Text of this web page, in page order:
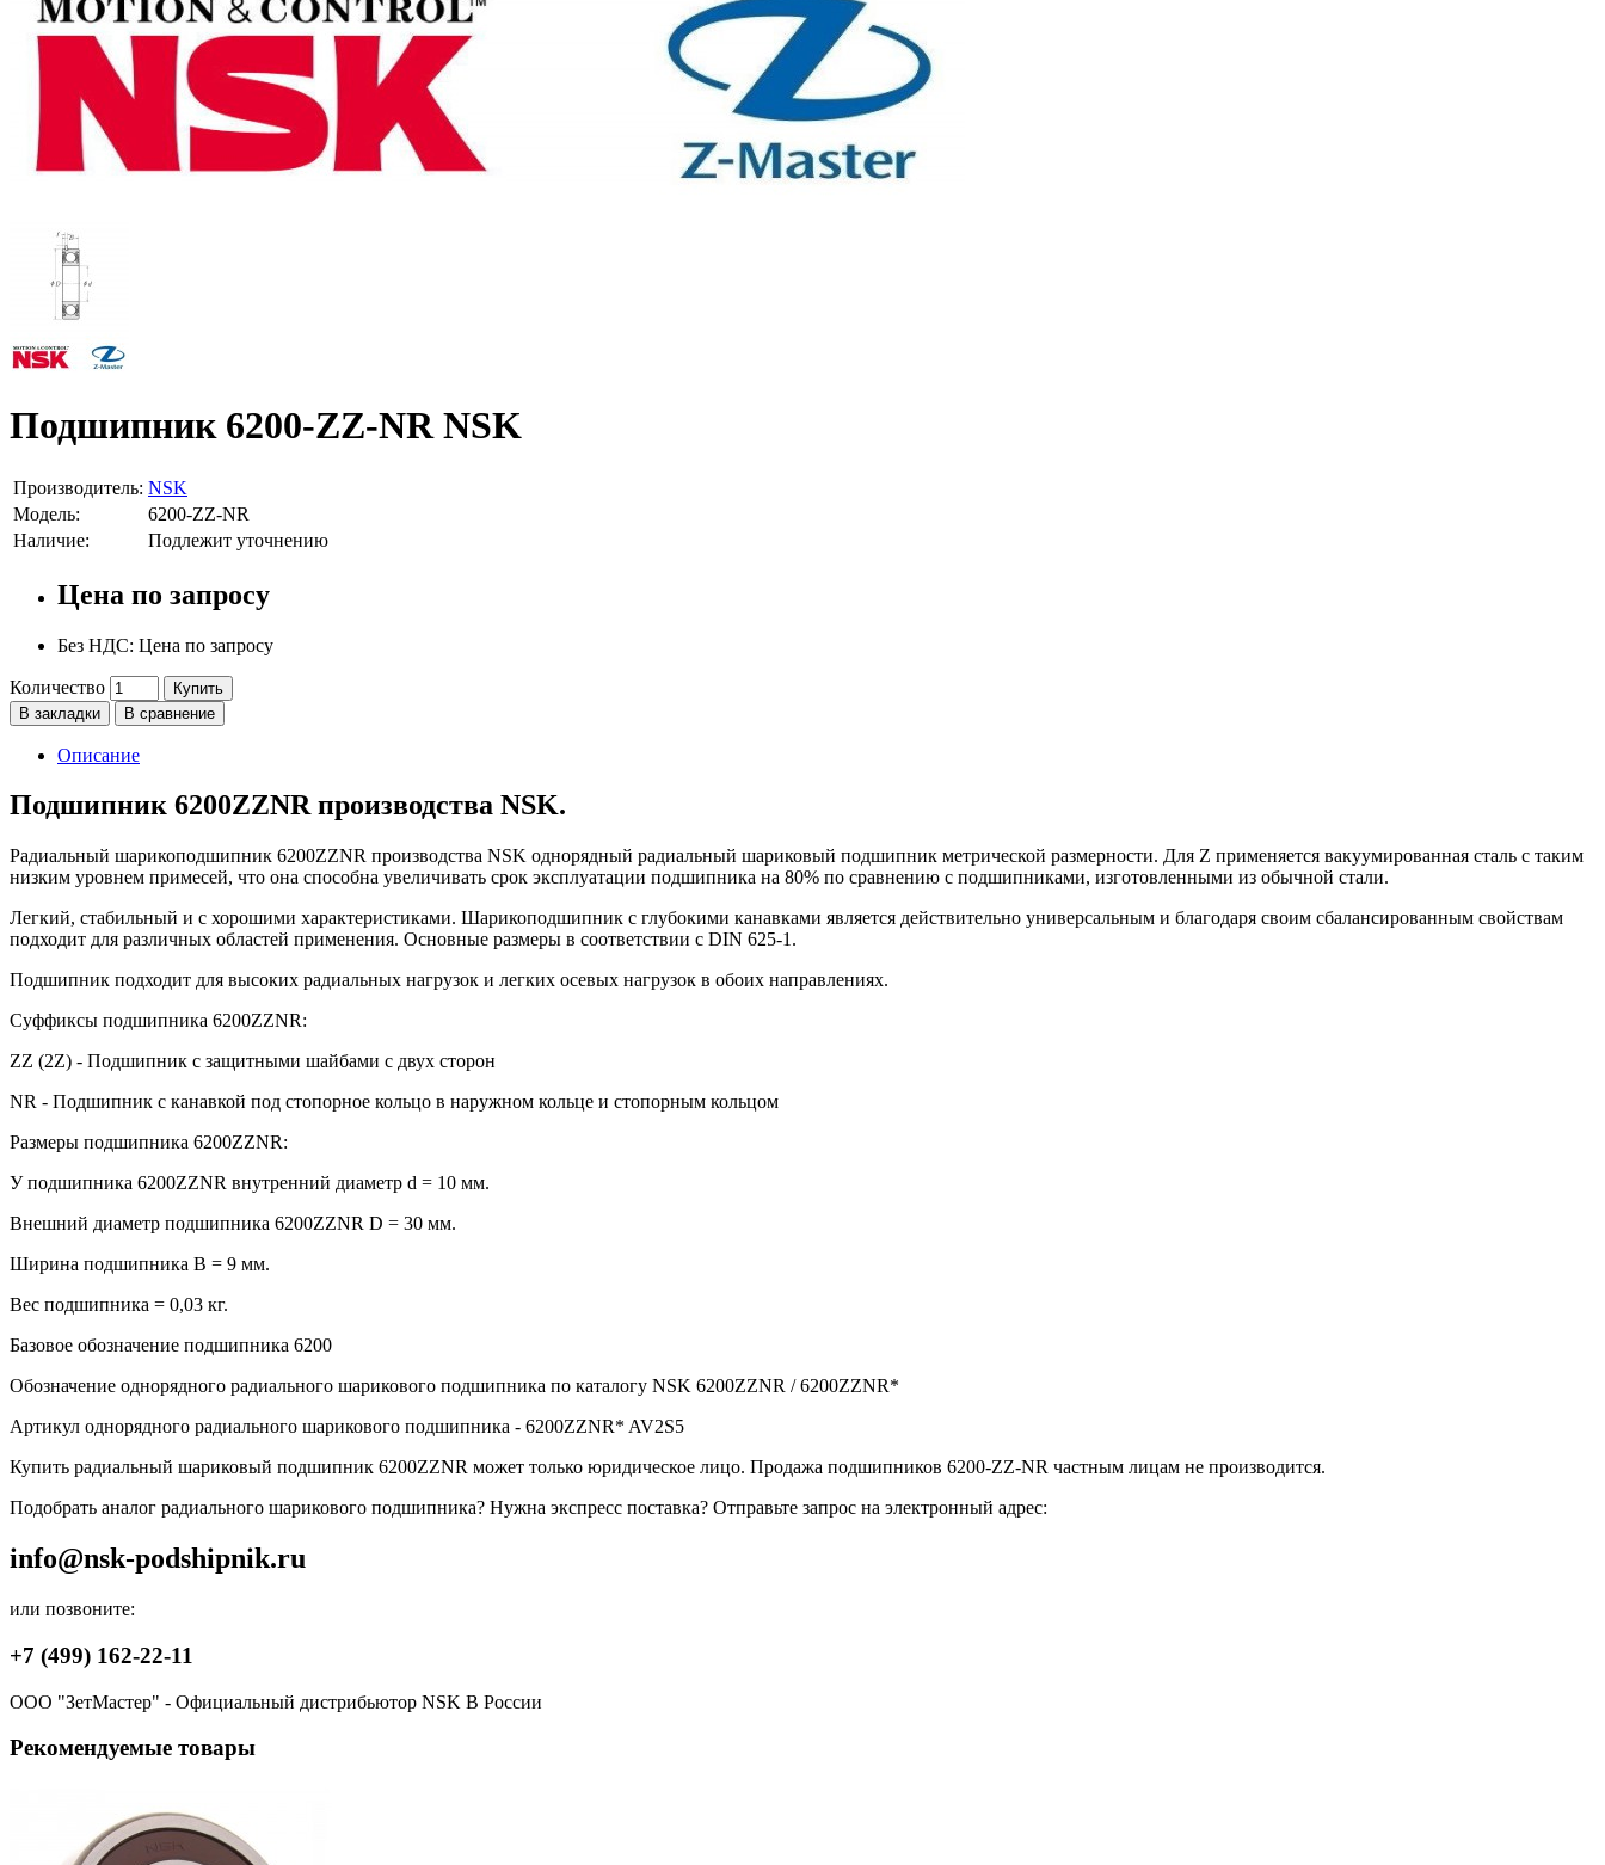
Подшипник 6200-ZZ-NR NSK
Производитель: NSK
Модель:
6200-ZZ-NR
Наличие:
Подлежит уточнению
Цена по запросу
Без НДС: Цена по запросу
Количество
Купить
В закладки
В сравнение
Описание
Подшипник 6200ZZNR производства NSK.
Радиальный шарикоподшипник 6200ZZNR производства NSK однорядный радиальный шариковый подшипник метрической размерности. Для Z применяется вакуумированная сталь с таким
низким уровнем примесей, что она способна увеличивать срок эксплуатации подшипника на 80% по сравнению с подшипниками, изготовленными из обычной стали.
Легкий, стабильный и с хорошими характеристиками. Шарикоподшипник с глубокими канавками является действительно универсальным и благодаря своим сбалансированным свойствам
подходит для различных областей применения. Основные размеры в соответствии с DIN 625-1.
Подшипник подходит для высоких радиальных нагрузок и легких осевых нагрузок в обоих направлениях.
Суффиксы подшипника 6200ZZNR:
ZZ (2Z) - Подшипник с защитными шайбами с двух сторон
NR - Подшипник с канавкой под стопорное кольцо в наружном кольце и стопорным кольцом
Размеры подшипника 6200ZZNR:
У подшипника 6200ZZNR внутренний диаметр d = 10 мм.
Внешний диаметр подшипника 6200ZZNR D = 30 мм.
Ширина подшипника B = 9 мм.
Вес подшипника = 0,03 кг.
Базовое обозначение подшипника 6200
Обозначение однорядного радиального шарикового подшипника по каталогу NSK 6200ZZNR / 6200ZZNR*
Артикул однорядного радиального шарикового подшипника - 6200ZZNR* AV2S5
Купить радиальный шариковый подшипник 6200ZZNR может только юридическое лицо. Продажа подшипников 6200-ZZ-NR частным лицам не производится.
Подобрать аналог радиального шарикового подшипника? Нужна экспресс поставка? Отправьте запрос на электронный адрес:
info@nsk-podshipnik.ru
или позвоните:
+7 (499) 162-22-11
ООО "ЗетМастер" - Официальный дистрибьютор NSK В России
Рекомендуемые товары